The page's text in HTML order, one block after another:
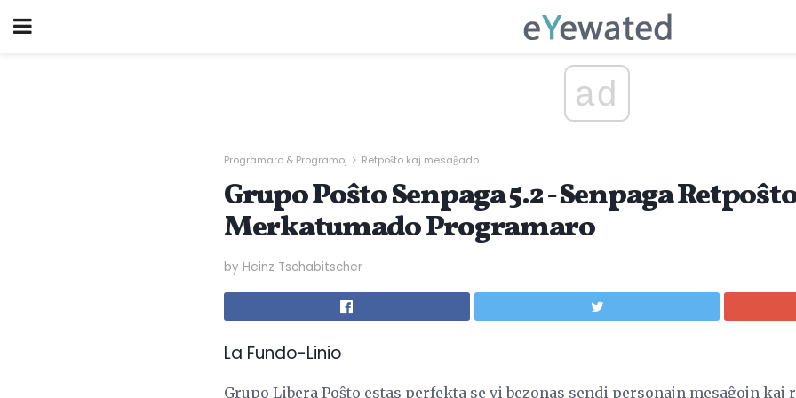
ad
Programaro & Programoj Retpoŝto kaj mesaĝado
Grupo Poŝto Senpaga 5.2 - Senpaga
Merkatumado Programaro
by Heinz Tschabitscher
La Fundo-Linio
Grupo Libera Poŝto estas perfekta se vi bezonas sendi personajn mesaĝojn